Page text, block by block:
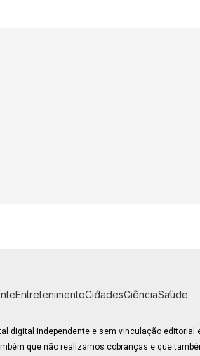
EntretenimentoCidadesCiênciaSaúde
digital independente e sem vinculação editorial
que não realizamos cobranças e que